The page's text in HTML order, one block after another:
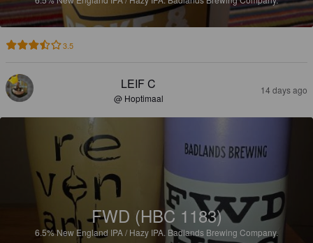
3.5
LEIF C
@ Hoptimaal
14 days ago
FWD (HBC 1183)
6.5%New England IPA / Hazy IPA. Badlands Brewing Company.